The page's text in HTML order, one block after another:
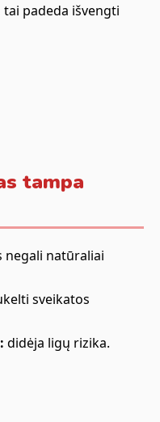
tai padeda išvengti
tampa
negali natūraliai
sveikatos
didėja ligų rizika.